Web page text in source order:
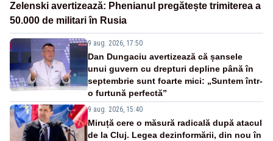
Zelenski avertizează: Phenianul pregătește trimiterea a
50.000 de militari în Rusia
9 aug. 2026, 17:50
Dan Dungaciu avertizează că șansele
unui guvern cu drepturi depline până în
septembrie sunt foarte mici: „Suntem într-
o furtună perfectă”
9 aug. 2026, 15:40
Miruță cere o măsură radicală după atacul
de la Cluj. Legea dezinformării, din nou în